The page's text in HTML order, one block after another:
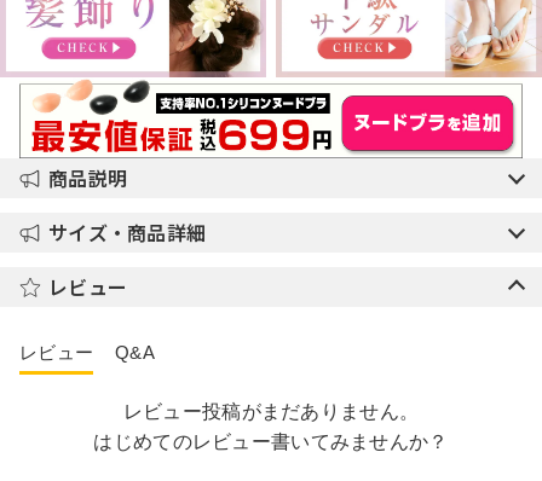
商品説明
サイズ・商品詳細
レビュー
レビュー Q&A
レビュー投稿がまだありません。
はじめてのレビュー書いてみませんか？